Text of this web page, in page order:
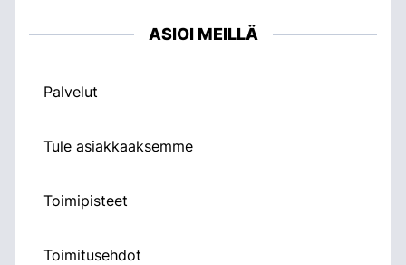
ASIOI MEILLÄ
Palvelut
Tule asiakkaaksemme
Toimipisteet
Toimitusehdot